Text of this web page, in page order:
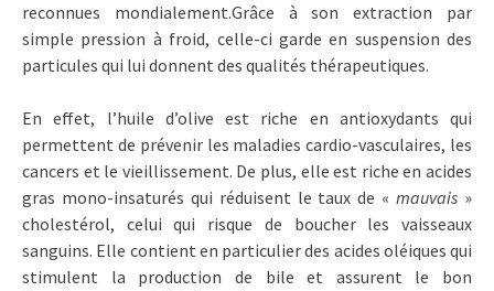
reconnues mondialement.Grâce à son extraction par
simple pression à froid, celle-ci garde en suspension des
particules qui lui donnent des qualités thérapeutiques.
En effet, l’huile d’olive est riche en antioxydants qui
permettent de prévenir les maladies cardio-vasculaires, les
cancers et le vieillissement. De plus, elle est riche en acides
gras mono-insaturés qui réduisent le taux de «mauvais »
cholestérol, celui qui risque de boucher les vaisseaux
sanguins. Elle contient en particulier des acides oléiques qui
stimulent la production de bile et assurent le bon